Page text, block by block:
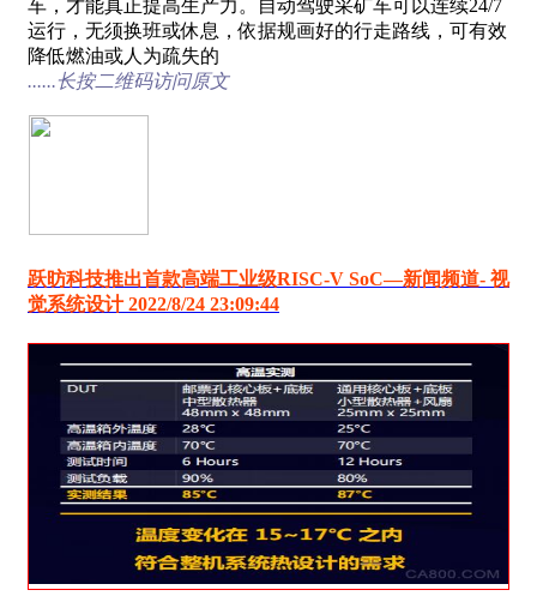
车，才能真正提高生产力。自动驾驶采矿车可以连续24/7
运行，无须换班或休息，依据规画好的行走路线，可有效
降低燃油或人为疏失的
......长按二维码访问原文
跃昉科技推出首款高端工业级RISC-V SoC―新闻频道- 视
觉系统设计 2022/8/24 23:09:44